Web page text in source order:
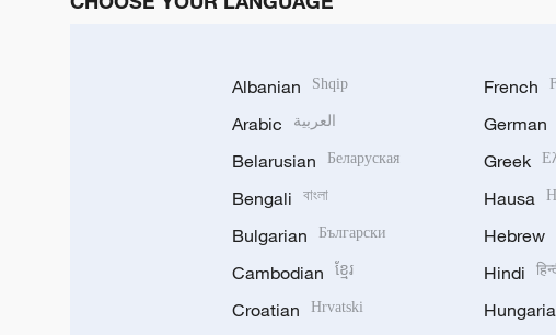
Albanian Shqip
Arabic العربية
Belarusian Беларуская
Bengali বাংলা
Bulgarian Български
Cambodian ខ្មែរ
Croatian Hrvatski
French
German
Greek
Hausa
Hebrew
Hindi